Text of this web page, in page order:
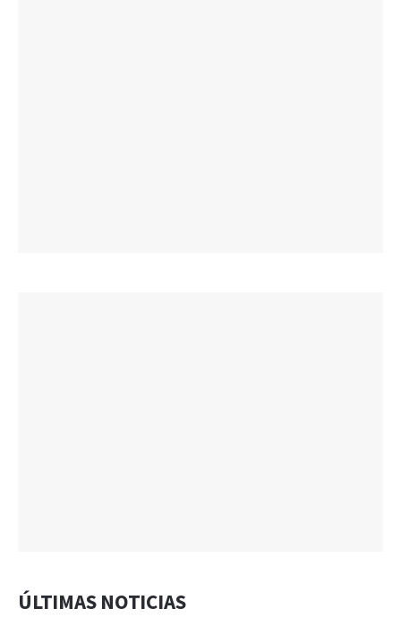
ÚLTIMAS NOTICIAS